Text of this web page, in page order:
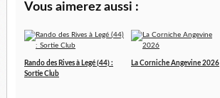
Vous aimerez aussi :
Rando des Rives à Legé (44) :
Sortie Club
La Corniche Angevine 2026